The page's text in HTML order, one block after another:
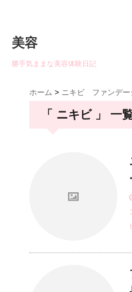
美容
勝手気ままな美容体験日記
ホーム > ニキビ ファンデー
「 ニキビ 」 一